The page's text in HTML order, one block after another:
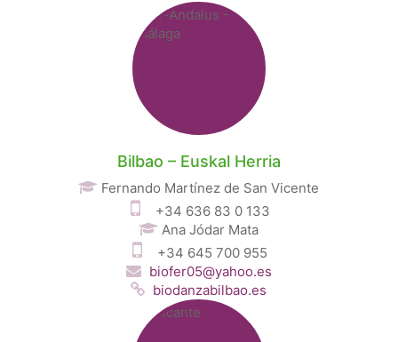
Bilbao – Euskal Herria
Fernando Martínez de San Vicente
+34 636 83 0 133
Ana Jódar Mata
+34 645 700 955
biofer05@yahoo.es
biodanzabilbao.es